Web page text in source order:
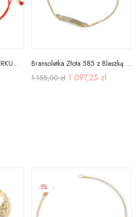
BRANSOLETKA NA SZNURKU ZŁOTA ROZETA B946
Bransoletka Złota 585 z Blaszką Grawer Dla Dziecka
1 155,00 zł 1 097,25 zł
-5%